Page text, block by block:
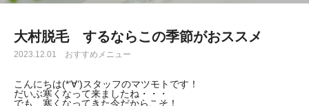
大村脱毛 するならこの季節がおススメ
2023.12.01 おすすめメニュー
こんにちは(*‘∀‘)スタッフのマツモトです！
だいぶ寒くなって来ましたね・・・
でも、寒くなってきた今だからこそ！